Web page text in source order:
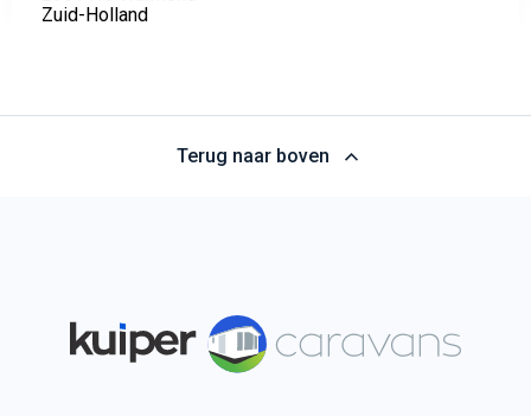
Zuid-Holland
Terug naar boven